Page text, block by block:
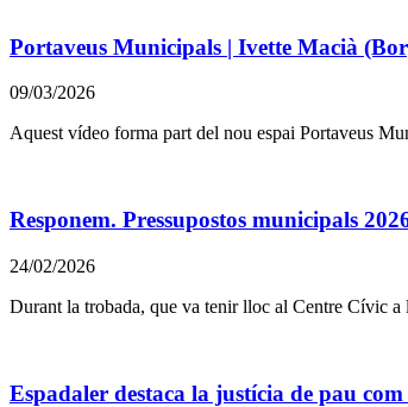
Portaveus Municipals | Ivette Macià
09/03/2026
Aquest vídeo forma part del nou espai Portaveus
Responem. Pressupostos municipals
24/02/2026
Durant la trobada, que va tenir lloc al Centre Cívic a
Espadaler destaca la justícia de pau